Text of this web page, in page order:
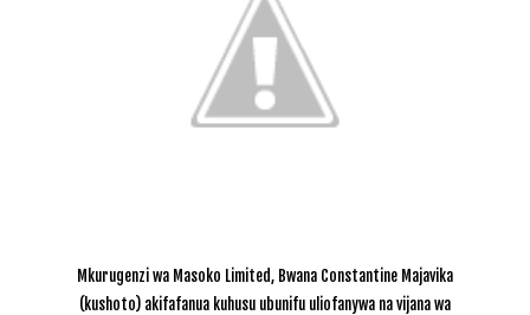
Mkurugenzi wa Masoko Limited, Bwana Constantine Majavika
(kushoto) akifafanua kuhusu ubunifu uliofanywa na vijana wa